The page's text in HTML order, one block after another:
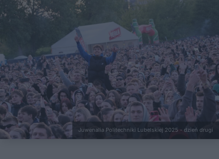
Juwenalia Politechniki Lubelskiej 2025 - dzień drugi